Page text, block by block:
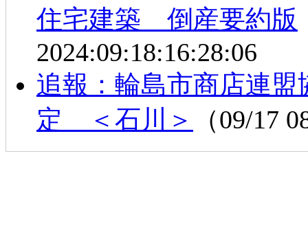
住宅建築 倒産要約版
2024:09:18:16:28:06
追報：輪島市商店連
定 ＜石川＞
（09/17